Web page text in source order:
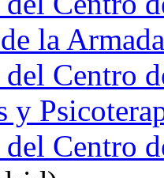
la
Centro
y
Centro